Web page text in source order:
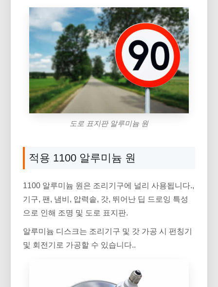
도로 표지판 알루미늄 원
적용 1100 알루미늄 원
1100 알루미늄 원은 조리기구에 널리 사용됩니다.,
기구, 팬, 냄비, 압력솥, 갓, 뛰어난 딥 드로잉 특성
으로 인해 조명 및 도로 표지판.
알루미늄 디스크는 조리기구 및 갓 가공 시 펀칭기
및 회전기로 가공할 수 있습니다..